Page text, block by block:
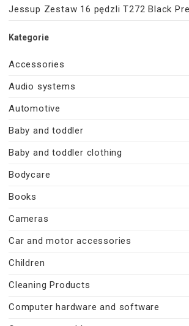
Jessup Zestaw 16 pędzli T272 Black
Kategorie
Accessories
Audio systems
Automotive
Baby and toddler
Baby and toddler clothing
Bodycare
Books
Cameras
Car and motor accessories
Children
Cleaning Products
Computer hardware and software